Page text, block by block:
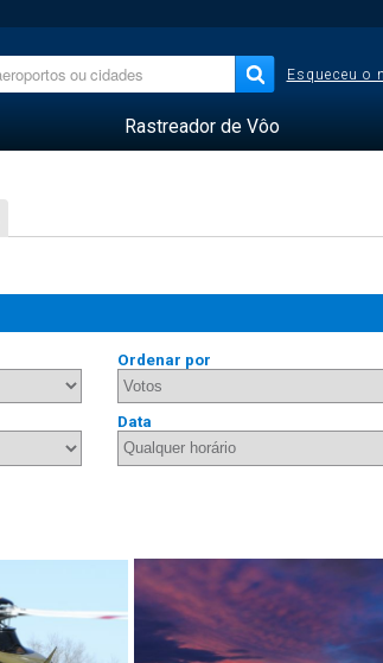
Esqueceu o
Rastreador de Vôo
Ordenar por
Data